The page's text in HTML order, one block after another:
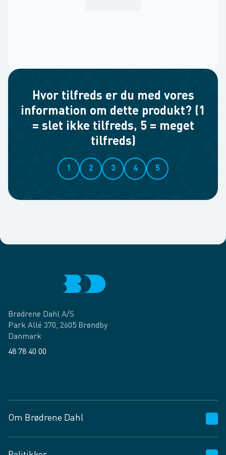
Hvor tilfreds er du med vores
information om dette produkt? (1
= slet ikke tilfreds, 5 = meget
tilfreds)
1 2 3 4 5
Brødrene Dahl A/S
Park Allé 370, 2605 Brøndby
Danmark
48 78 40 00
Om Brødrene Dahl